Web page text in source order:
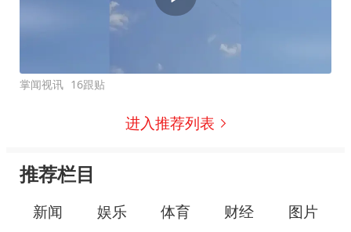
掌闻视讯 16跟贴
进入推荐列表
推荐栏目
新闻 娱乐 体育 财经
图片